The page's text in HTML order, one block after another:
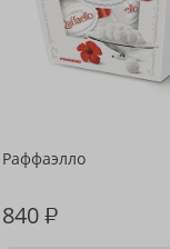
Раффаэлло
840₽